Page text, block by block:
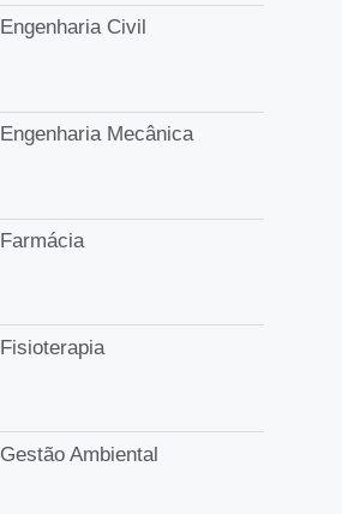
Engenharia Civil
Engenharia Mecânica
Farmácia
Fisioterapia
Gestão Ambiental